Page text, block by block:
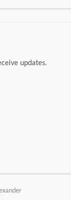
updates.